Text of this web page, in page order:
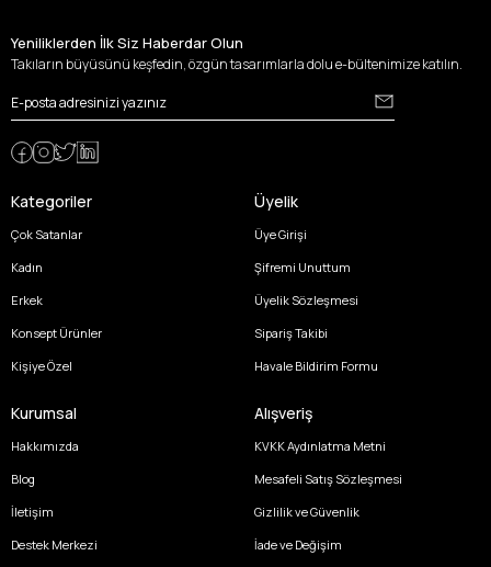
Yeniliklerden İlk Siz Haberdar Olun
Takıların büyüsünü keşfedin, özgün tasarımlarla dolu e-bültenimize katılın.
Kategoriler
Çok Satanlar
Kadın
Erkek
Konsept Ürünler
Kişiye Özel
Üyelik
Üye Girişi
Şifremi Unuttum
Üyelik Sözleşmesi
Sipariş Takibi
Havale Bildirim Formu
Kurumsal
Hakkımızda
Blog
İletişim
Destek Merkezi
Alışveriş
KVKK Aydınlatma Metni
Mesafeli Satış Sözleşmesi
Gizlilik ve Güvenlik
İade ve Değişim